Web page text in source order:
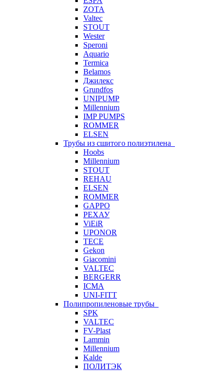
ZOTA
Valtec
STOUT
Wester
Speroni
Aquario
Termica
Belamos
Джилекс
Grundfos
UNIPUMP
Millennium
IMP PUMPS
ROMMER
ELSEN
Трубы из сшитого полиэтилена
Hoobs
Millennium
STOUT
REHAU
ELSEN
ROMMER
GAPPO
РЕХАУ
ViEiR
UPONOR
TECE
Gekon
Giacomini
VALTEC
BERGERR
ICMA
UNI-FITT
Полипропиленовые трубы
SPK
VALTEC
FV-Plast
Lammin
Millennium
Kalde
ПОЛИТЭК